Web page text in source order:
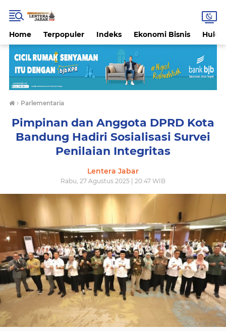
Home Terpopuler Indeks Ekonomi Bisnis
› Parlementaria
Pimpinan dan Anggota DPRD Kota
Bandung Hadiri Sosialisasi Survei
Penilaian Integritas
Lentera Jabar
Rabu, 27 Agustus 2025 | 20:47 WIB